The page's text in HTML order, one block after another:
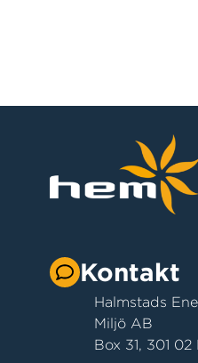
Kontakt
Halmstads
Miljö AB
Box 31, 301